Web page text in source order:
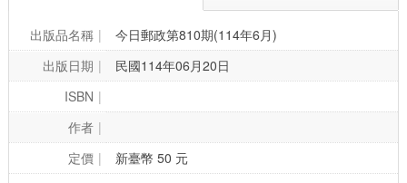
出版品名稱
今日郵政第810期(114年6月)
出版日期
民國114年06月20日
ISBN
作者
定價
新臺幣 50 元